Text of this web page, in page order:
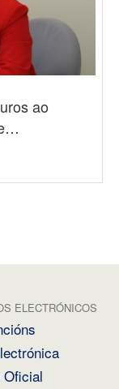
ao
ELECTRÓNICOS
Oficial